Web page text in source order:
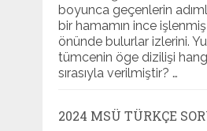
boyunca geçenlerin
bir hamamın ince işlenmiş
önünde bulurlar izlerini.
tümcenin öge dizilişi
sırasıyla verilmiştir? …
2024 MSÜ TÜRKÇE